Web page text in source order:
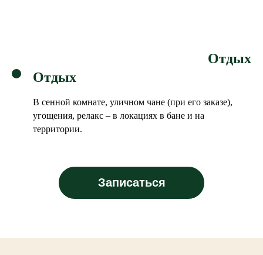
Отдых
Отдых
В сенной комнате, уличном чане (при его заказе),
угощения, релакс – в локациях в бане и на
территории.
Записаться